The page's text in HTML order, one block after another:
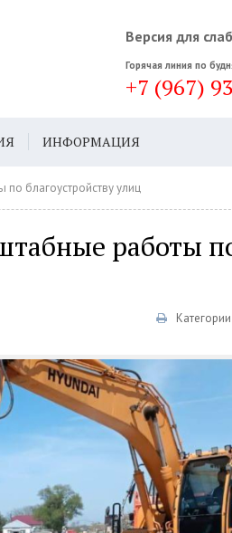
Версия для
Горячая линия по
+7 (967)
ИНФОРМАЦИЯ
благоустройству улиц
работы
Категории